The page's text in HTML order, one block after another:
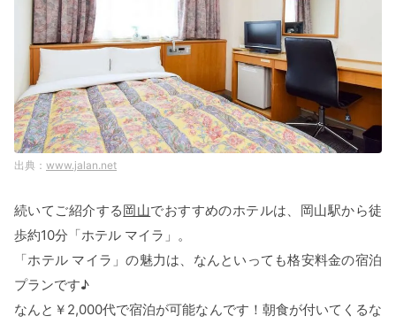
www.jalan.net
続いてご紹介する岡山でおすすめのホテルは、岡山駅から徒
歩約10分「ホテル マイラ」。
「ホテル マイラ」の魅力は、なんといっても格安料金の宿泊
プランです♪
なんと￥2,000代で宿泊が可能なんです！朝食が付いてくるな